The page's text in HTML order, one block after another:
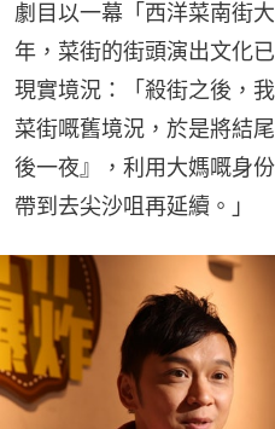
劇目以一幕「西洋菜南街
年，菜街的街頭演出文化
現實境況：「殺街之後，
菜街嘅舊境況，於是將結
後一夜』，利用大媽嘅身
帶到去尖沙咀再延續。」